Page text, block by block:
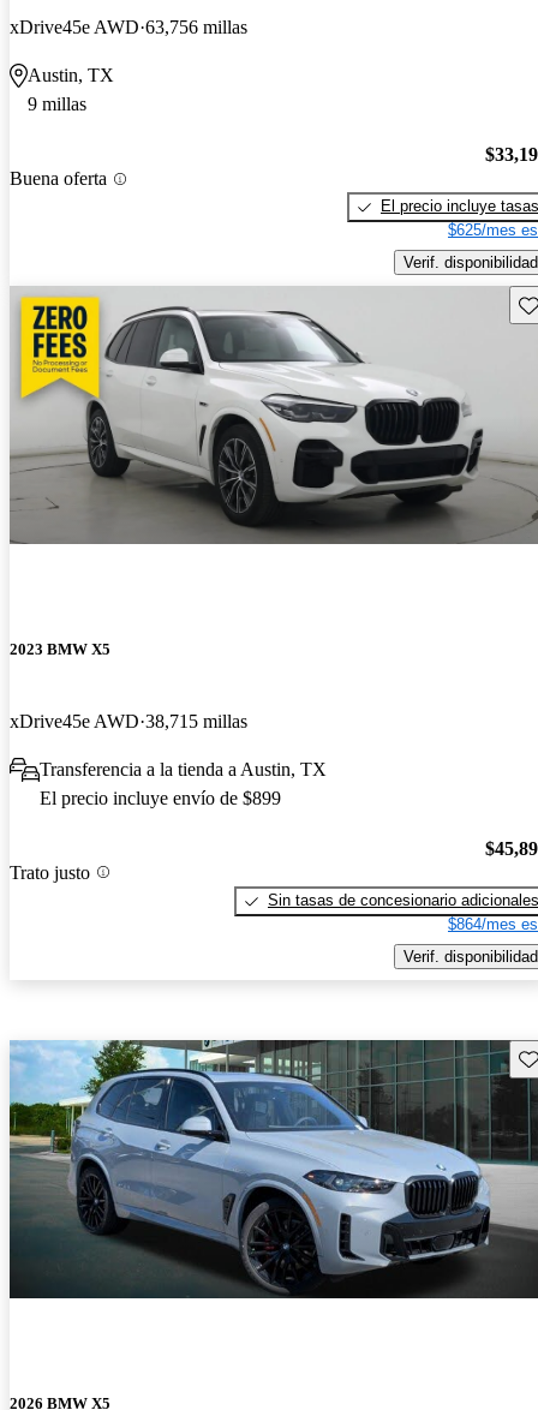
xDrive45e AWD 63,756 millas
Austin, TX
9 millas
Buena oferta
El precio incluye tasas
$625/mes
Verif. disponibilidad
2023 BMW X5
xDrive45e AWD 38,715 millas
Transferencia a la tienda a Austin, TX
El precio incluye envío de $899
Trato justo
Sin tasas de concesionario adicionales
$864/mes
Verif. disponibilidad
2026 BMW X5